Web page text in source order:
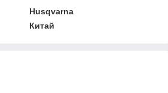
Husqvarna
Китай